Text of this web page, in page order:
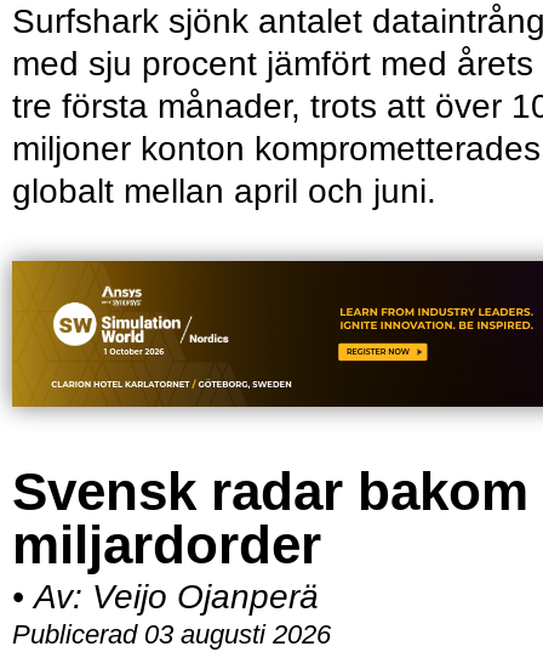
Surfshark sjönk antalet
med sju procent jämfört med årets
tre första månader, trots att över
miljoner konton komprometterades
globalt mellan april och juni.
Svensk radar bakom
miljardorder
• Av: Veijo Ojanperä
Publicerad 03 augusti 2026